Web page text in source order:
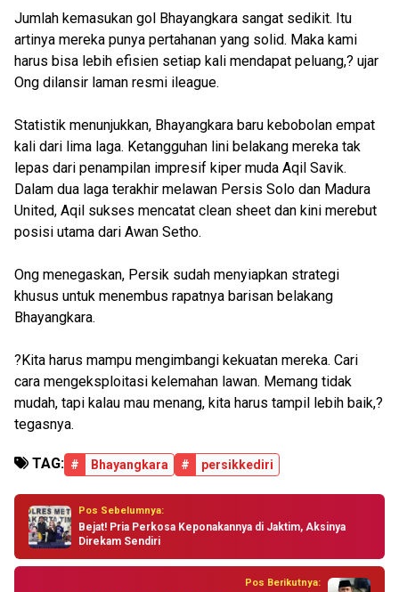
Jumlah kemasukan gol Bhayangkara sangat sedikit. Itu
artinya mereka punya pertahanan yang solid. Maka kami
harus bisa lebih efisien setiap kali mendapat peluang,? ujar
Ong dilansir laman resmi ileague.
Statistik menunjukkan, Bhayangkara baru kebobolan empat
kali dari lima laga. Ketangguhan lini belakang mereka tak
lepas dari penampilan impresif kiper muda Aqil Savik.
Dalam dua laga terakhir melawan Persis Solo dan Madura
United, Aqil sukses mencatat clean sheet dan kini merebut
posisi utama dari Awan Setho.
Ong menegaskan, Persik sudah menyiapkan strategi
khusus untuk menembus rapatnya barisan belakang
Bhayangkara.
?Kita harus mampu mengimbangi kekuatan mereka. Cari
cara mengeksploitasi kelemahan lawan. Memang tidak
mudah, tapi kalau mau menang, kita harus tampil lebih baik,?
tegasnya.
TAG: # Bhayangkara # persikkediri
Pos Sebelumnya:
Bejat! Pria Perkosa Keponakannya di Jaktim, Aksinya
Direkam Sendiri
Pos Berikutnya: